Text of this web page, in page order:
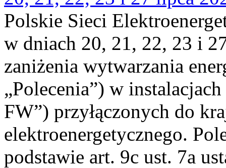
Polskie Sieci
w dniach 20, 21, 22, 23 i
zaniżenia wytwarzania
„Polecenia”) w
FW”) przyłączonych do
elektroenergetycznego.
podstawie art. 9c ust. 7a